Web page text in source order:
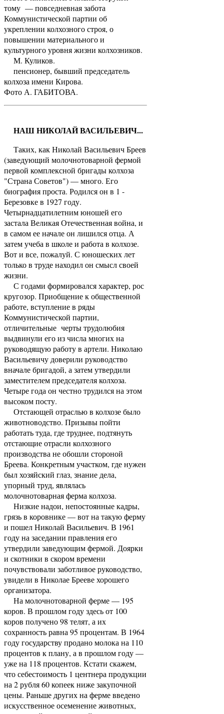
тому — повседневная забота
Коммунистической партии об
укреплении колхозного строя, о
повышении материального и
культурного уровня жизни колхозников.
М. Куликов.
пенсионер, бывший председатель
колхоза имени Кирова.
Фото А. ГАБИТОВА.
НАШ НИКОЛАЙ ВАСИЛЬЕВИЧ...
Таких, как Николай Васильевич Бреев
(заведующий молочнотоварной фермой
первой комплексной бригады колхоза
"Страна Советов") — много. Его
биография проста. Родился он в 1 -
Березовке в 1927 году.
Четырнадцатилетним юношей его
застала Великая Отечественная война, и
в самом ее начале он лишился отца. А
затем учеба в школе и работа в колхозе.
Вот и все, пожалуй. С юношеских лет
только в труде находил он смысл своей
жизни.
С годами формировался характер, рос
кругозор. Приобщение к общественной
работе, вступление в ряды
Коммунистической партии,
отличительные черты трудолюбия
выдвинули его из числа многих на
руководящую работу в артели. Николаю
Васильевичу доверили руководство
вначале бригадой, а затем утвердили
заместителем председателя колхоза.
Четыре года он честно трудился на этом
высоком посту.
Отстающей отраслью в колхозе было
животноводство. Призывы пойти
работать туда, где труднее, подтянуть
отстающие отрасли колхозного
производства не обошли стороной
Бреева. Конкретным участком, где нужен
был хозяйский глаз, знание дела,
упорный труд, являлась
молочнотоварная ферма колхоза.
Низкие надои, непостоянные кадры,
грязь в коровнике — вот на такую ферму
и пошел Николай Васильевич. В 1961
году на заседании правления его
утвердили заведующим фермой. Доярки
и скотники в скором времени
почувствовали заботливое руководство,
увидели в Николае Брееве хорошего
организатора.
На молочнотоварной ферме — 195
коров. В прошлом году здесь от 100
коров получено 98 телят, а их
сохранность равна 95 процентам. В 1964
году государству продано молока на 110
процентов к плану, а в прошлом году —
уже на 118 процентов. Кстати скажем,
что себестоимость 1 центнера продукции
на 2 рубля 60 копеек ниже закупочной
цены. Раньше других на ферме введено
искусственное осеменение животных,